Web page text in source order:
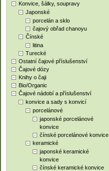
Konvice, šálky, soupravy
Japonské
porcelán a sklo
čajový obřad chanoyu
Čínské
litina
Turecké
Ostatní čajové příslušenství
Čajové dózy
Knihy o čaji
Bio/Organic
Čajové nádobí a příslušenství
konvice a sady s konvicí
porcelánové
japonské porcelánové
konvice
čínské porcelánové konvice
keramické
japonské keramické
konvice
čínské keramické konvice